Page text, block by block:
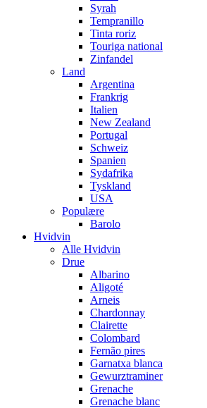
Syrah
Tempranillo
Tinta roriz
Touriga national
Zinfandel
Land
Argentina
Frankrig
Italien
New Zealand
Portugal
Schweiz
Spanien
Sydafrika
Tyskland
USA
Populære
Barolo
Hvidvin
Alle Hvidvin
Drue
Albarino
Aligoté
Arneis
Chardonnay
Clairette
Colombard
Fernão pires
Garnatxa blanca
Gewurztraminer
Grenache
Grenache blanc